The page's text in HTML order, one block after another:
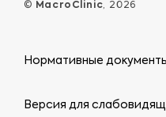
© MacroClinic, 2026
Нормативные
Версия для